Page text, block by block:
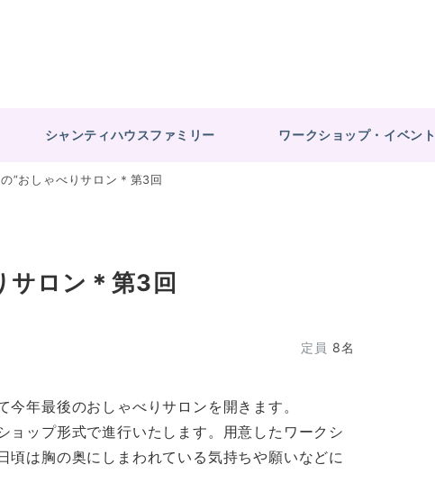
シャンティハウスファミリー ワークショップ・イベント
”おしゃべりサロン＊第3回
サロン＊第3回
定員 8名
年最後のおしゃべりサロンを開きます。
ップ形式で進行いたします。用意したワークシ
は胸の奥にしまわれている気持ちや願いなどに